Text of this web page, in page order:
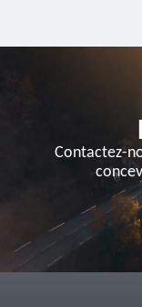
Contactez-